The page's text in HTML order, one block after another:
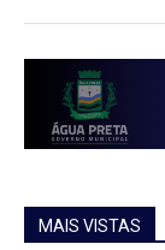
MAIS VISTAS